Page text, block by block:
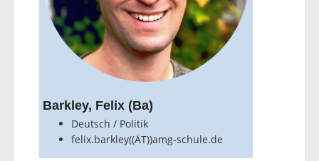
Barkley, Felix (Ba)
Deutsch / Politik
felix.barkley((ÄT))amg-schule.de